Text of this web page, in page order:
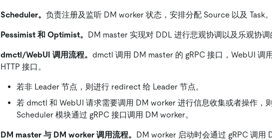
Scheduler。 负责注册及监听 DM worker 状态，安排分配 Source 以及 Task。
Pessimist 和 Optimist。 DM master 实现对 DDL 进行悲观协调以及乐观协调
dmctl/WebUI 调用流程。 dmctl 调用 DM master 的 gRPC 接口，WebUI 调
HTTP 接口。
若非 Leader 节点，则进行 redirect 给 Leader 节点。
若 dmctl 和 WebUI 请求需要调用 DM worker 进行信息收集或者操作，
Scheduler 模块通过 gRPC 接口调用 DM worker。
DM master 与 DM worker 调用流程。 DM worker 启动时会通过 gRPC 调用